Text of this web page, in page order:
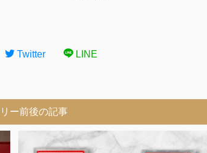
Twitter LINE
ー前後の記事